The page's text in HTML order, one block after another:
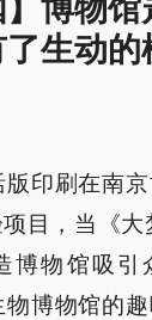
】博物馆
生动的
印刷在南
目，当《大
博物馆吸引
博物馆的